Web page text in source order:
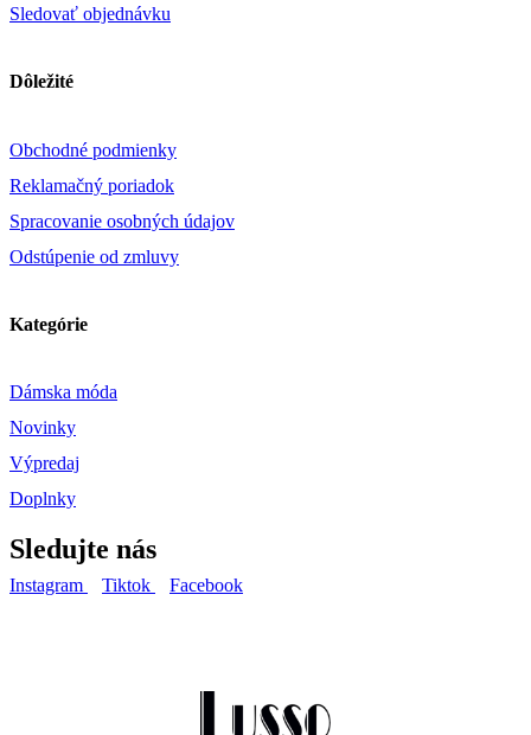
Sledovať objednávku
Dôležité
Obchodné podmienky
Reklamačný poriadok
Spracovanie osobných údajov
Odstúpenie od zmluvy
Kategórie
Dámska móda
Novinky
Výpredaj
Doplnky
Sledujte nás
Instagram Tiktok Facebook